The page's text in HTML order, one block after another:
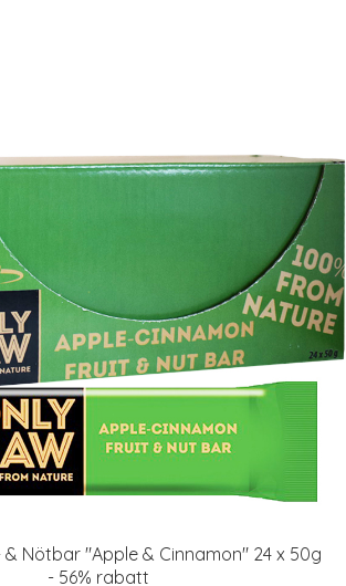
& Nötbar "Apple & Cinnamon" 24 x 50g
- 56% rabatt